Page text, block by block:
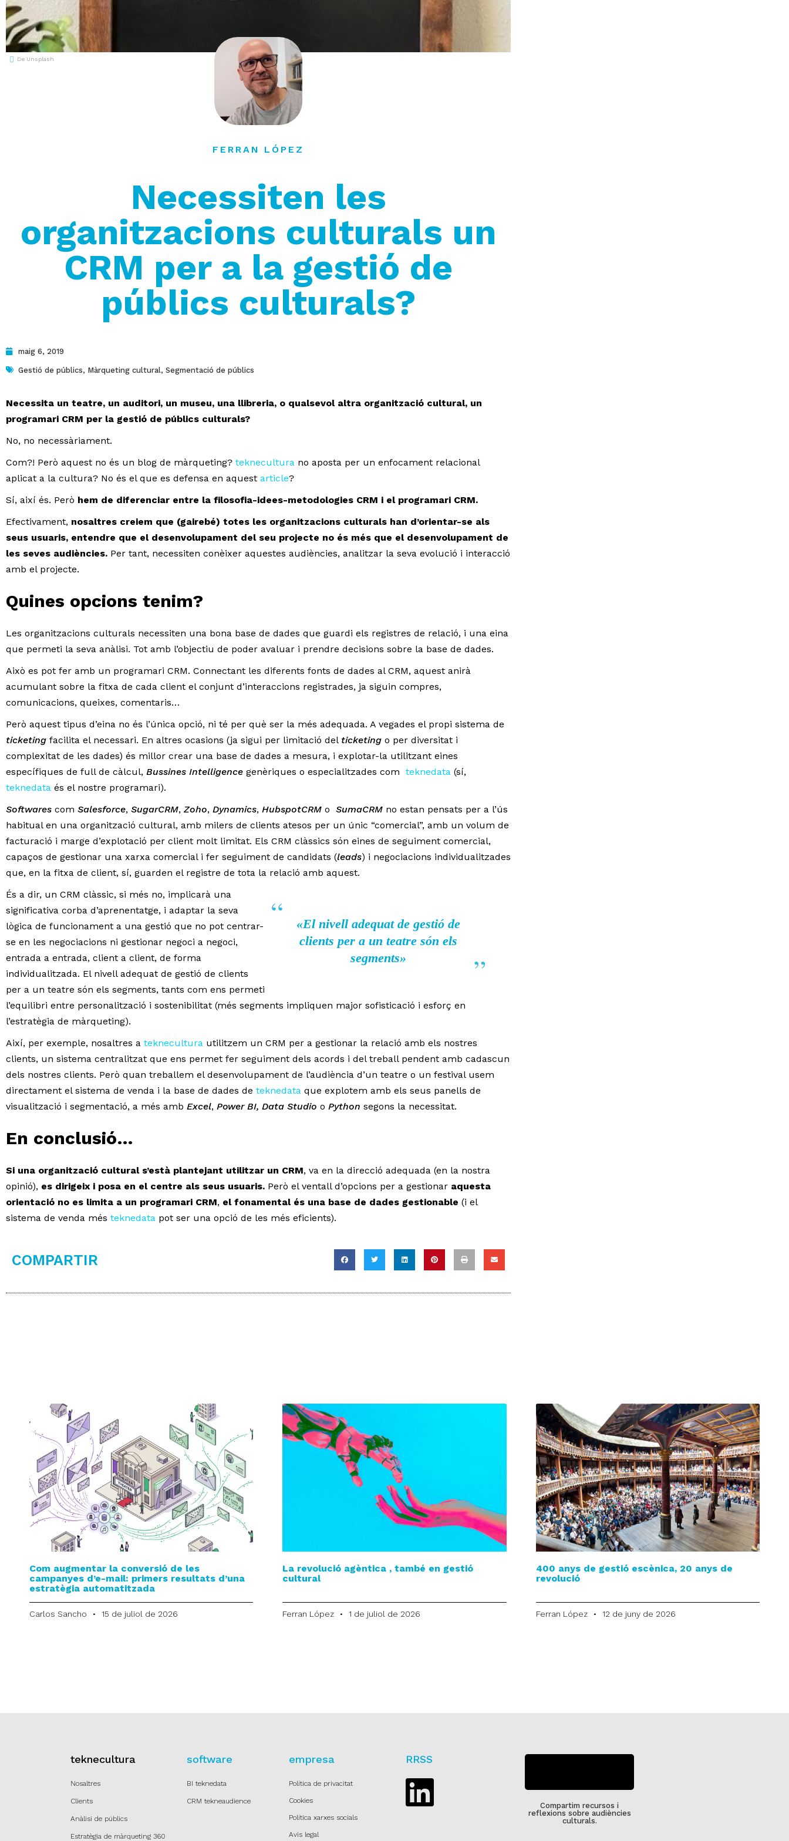
De Unsplash
FERRAN LÓPEZ
Necessiten les
organitzacions culturals un
CRM per a la gestió de
públics culturals?
maig 6, 2019
Gestió de públics, Màrqueting cultural, Segmentació de públics
Necessita un teatre, un auditori, un museu, una llibreria, o qualsevol altra organització cultural, un
programari CRM per la gestió de públics culturals?
No, no necessàriament.
Com?! Però aquest no és un blog de màrqueting? teknecultura no aposta per un enfocament relacional
aplicat a la cultura? No és el que es defensa en aquest article?
Sí, així és. Però hem de diferenciar entre la filosofia-idees-metodologies CRM i el programari CRM.
Efectivament, nosaltres creiem que (gairebé) totes les organitzacions culturals han d’orientar-se als
seus usuaris, entendre que el desenvolupament del seu projecte no és més que el desenvolupament de
les seves audiències. Per tant, necessiten conèixer aquestes audiències, analitzar la seva evolució i interacció
amb el projecte.
Quines opcions tenim?
Les organitzacions culturals necessiten una bona base de dades que guardi els registres de relació, i una eina
que permeti la seva anàlisi. Tot amb l’objectiu de poder avaluar i prendre decisions sobre la base de dades.
Això es pot fer amb un programari CRM. Connectant les diferents fonts de dades al CRM, aquest anirà
acumulant sobre la fitxa de cada client el conjunt d’interaccions registrades, ja siguin compres,
comunicacions, queixes, comentaris…
Però aquest tipus d’eina no és l’única opció, ni té per què ser la més adequada. A vegades el propi sistema de
ticketing facilita el necessari. En altres ocasions (ja sigui per limitació del ticketing o per diversitat i
complexitat de les dades) és millor crear una base de dades a mesura, i explotar-la utilitzant eines
específiques de full de càlcul, Bussines Intelligence genèriques o especialitzades com teknedata (sí,
teknedata és el nostre programari).
Softwares com Salesforce, SugarCRM, Zoho, Dynamics, HubspotCRM o SumaCRM no estan pensats per a l’ús
habitual en una organització cultural, amb milers de clients atesos per un únic “comercial”, amb un volum de
facturació i marge d’explotació per client molt limitat. Els CRM clàssics són eines de seguiment comercial,
capaços de gestionar una xarxa comercial i fer seguiment de candidats (leads) i negociacions individualitzades
que, en la fitxa de client, sí, guarden el registre de tota la relació amb aquest.
«El nivell adequat de gestió de
clients per a un teatre són els
segments»
És a dir, un CRM clàssic, si més no, implicarà una
significativa corba d’aprenentatge, i adaptar la seva
lògica de funcionament a una gestió que no pot centrar-
se en les negociacions ni gestionar negoci a negoci,
entrada a entrada, client a client, de forma
individualitzada. El nivell adequat de gestió de clients
per a un teatre són els segments, tants com ens permeti
l’equilibri entre personalització i sostenibilitat (més segments impliquen major sofisticació i esforç en
l’estratègia de màrqueting).
Així, per exemple, nosaltres a teknecultura utilitzem un CRM per a gestionar la relació amb els nostres
clients, un sistema centralitzat que ens permet fer seguiment dels acords i del treball pendent amb cadascun
dels nostres clients. Però quan treballem el desenvolupament de l’audiència d’un teatre o un festival usem
directament el sistema de venda i la base de dades de teknedata que explotem amb els seus panells de
visualització i segmentació, a més amb Excel, Power BI, Data Studio o Python segons la necessitat.
En conclusió…
Si una organització cultural s’està plantejant utilitzar un CRM, va en la direcció adequada (en la nostra
opinió), es dirigeix i posa en el centre als seus usuaris. Però el ventall d’opcions per a gestionar aquesta
orientació no es limita a un programari CRM, el fonamental és una base de dades gestionable (i el
sistema de venda més teknedata pot ser una opció de les més eficients).
COMPARTIR
Com augmentar la conversió de les
campanyes d’e-mail: primers resultats d’una
estratègia automatitzada
Carlos Sancho 15 de juliol de 2026
La revolució agèntica , també en gestió
cultural
Ferran López 1 de juliol de 2026
400 anys de gestió escènica, 20 anys de
revolució
Ferran López 12 de juny de 2026
teknecultura
Nosaltres
Clients
Anàlisi de públics
Estratègia de màrqueting 360
software
BI teknedata
CRM tekneaudience
empresa
Política de privacitat
Cookies
Política xarxes socials
Avis legal
RRSS
Compartim recursos i
reflexions sobre audiències
culturals.